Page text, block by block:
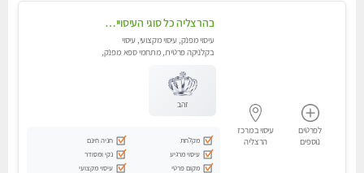
לפרטים
נוספים
עיסוי במרכז
הרצליה
בהרצליה כל סוגי העיסויים מעסה מקצועית ואיכותית פרטי!!!
עיסוי מפנק, עיסוי מקצועי, עיסוי
בקלניקה פרטית, מתחמי ספא מפנק,
זהב
מקלחת
חניה חינם
עיסוי מרגיע
נקי ומסודר
מקום פרטי
עיסוי מקצועי